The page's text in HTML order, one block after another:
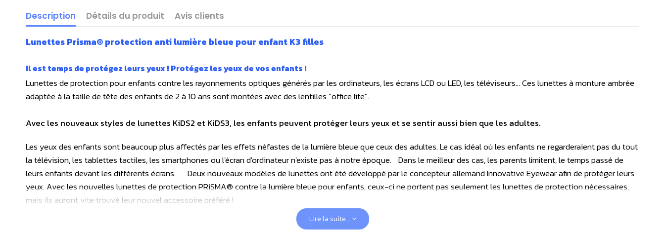
Description Détails du produit Avis clients
Lunettes Prisma® protection anti lumière bleue pour enfant K3 filles
Il est temps de protégez leurs yeux ! Protégez les yeux de vos enfants !
Lunettes de protection pour enfants contre les rayonnements optiques générés par les ordinateurs, les écrans LCD ou LED, les téléviseurs... Ces lunettes à monture ambrée
adaptée à la taille de tête des enfants de 2 à 10 ans sont montées avec des lentilles "office lite".
Avec les nouveaux styles de lunettes KiDS2 et KiDS3, les enfants peuvent protéger leurs yeux et se sentir aussi bien que les adultes.
Les yeux des enfants sont beaucoup plus affectés par les effets néfastes de la lumière bleue que ceux des adultes. Le cas idéal où les enfants ne regarderaient pas du tout
la télévision, les tablettes tactiles, les smartphones ou l'écran d'ordinateur n'existe pas à notre époque. Dans le meilleur des cas, les parents limitent, le temps passé de
leurs enfants devant les différents écrans. Deux nouveaux modèles de lunettes ont été développé par le concepteur allemand Innovative Eyewear afin de protéger leurs
yeux. Avec les nouvelles lunettes de protection PRiSMA® contre la lumière bleue pour enfants, ceux-ci ne portent pas seulement les lunettes de protection nécessaires,
mais ils auront vite trouvé leur nouvel accessoire préféré !
De construction robuste, ces lunettes sont prêtes à répondre aux principaux défis de la vie quotidienne d'un enfant !
Lire la suite...